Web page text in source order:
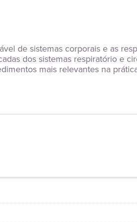
de sistemas corporais e as
dos sistemas respiratório e
mais relevantes na